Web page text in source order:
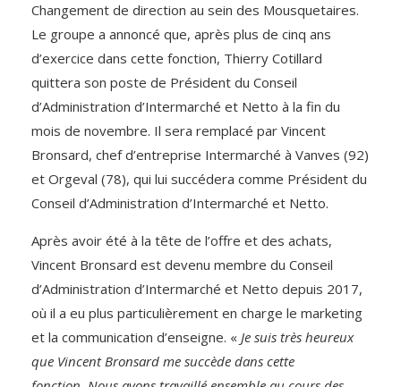
Changement de direction au sein des Mousquetaires.
Le groupe a annoncé que, après plus de cinq ans
d’exercice dans cette fonction, Thierry Cotillard
quittera son poste de Président du Conseil
d’Administration d’Intermarché et Netto à la fin du
mois de novembre. Il sera remplacé par Vincent
Bronsard, chef d’entreprise Intermarché à Vanves (92)
et Orgeval (78), qui lui succédera comme Président du
Conseil d’Administration d’Intermarché et Netto.
Après avoir été à la tête de l’offre et des achats,
Vincent Bronsard est devenu membre du Conseil
d’Administration d’Intermarché et Netto depuis 2017,
où il a eu plus particulièrement en charge le marketing
et la communication d’enseigne. « Je suis très heureux
que Vincent Bronsard me succède dans cette